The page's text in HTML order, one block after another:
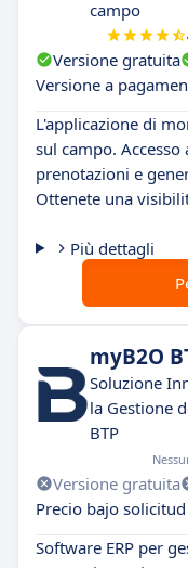
campo
Versione gratuita
Versione a
L'applicazione di
sul campo.
prenotazioni e
Ottenete una
Più dettagli
myB2O
Soluzione
la Gestione
BTP
Versione gratuita
Precio bajo solicitud
Software ERP per